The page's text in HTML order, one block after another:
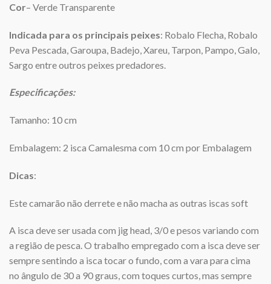
Cor– Verde Transparente
Indicada para os principais peixes: Robalo Flecha, Robalo
Peva Pescada, Garoupa, Badejo, Xareu, Tarpon, Pampo, Galo,
Sargo entre outros peixes predadores.
Especificações:
Tamanho: 10 cm
Embalagem: 2 isca Camalesma com 10 cm por Embalagem
Dicas:
Este camarão não derrete e não macha as outras iscas soft
A isca deve ser usada com jig head, 3/0 e pesos variando com
a região de pesca. O trabalho empregado com a isca deve ser
sempre sentindo a isca tocar o fundo, com a vara para cima
no ângulo de 30 a 90 graus, com toques curtos, mas sempre